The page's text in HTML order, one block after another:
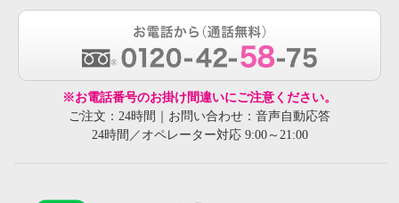
※お電話番号のお掛け間違いにご注意ください。
ご注文：24時間｜お問い合わせ：音声自動応答
24時間／オペレーター対応 9:00～21:00